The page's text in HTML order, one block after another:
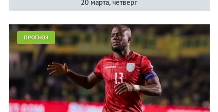
20 марта, четверг
ПРОГНОЗ